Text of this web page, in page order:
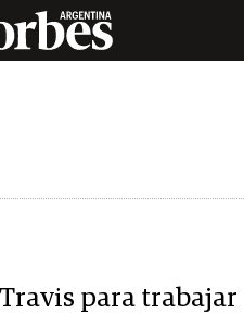
para trabajar